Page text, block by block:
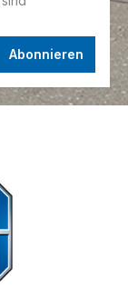
Abonnieren